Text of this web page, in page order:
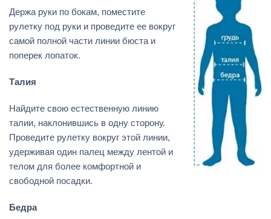
Держа руки по бокам, поместите
рулетку под руки и проведите ее вокруг
самой полной части линии бюста и
поперек лопаток.
Талия
Найдите свою естественную линию
талии, наклонившись в одну сторону.
Проведите рулетку вокруг этой линии,
удерживая один палец между лентой и
телом для более комфортной и
свободной посадки.
Бедра